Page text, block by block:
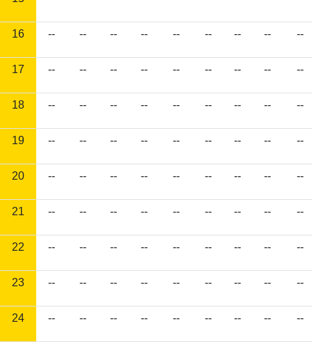
16 -- -- -- -- -- -- -- -- --
17 -- -- -- -- -- -- -- -- --
18 -- -- -- -- -- -- -- -- --
19 -- -- -- -- -- -- -- -- --
20 -- -- -- -- -- -- -- -- --
21 -- -- -- -- -- -- -- -- --
22 -- -- -- -- -- -- -- -- --
23 -- -- -- -- -- -- -- -- --
24 -- -- -- -- -- -- -- -- --